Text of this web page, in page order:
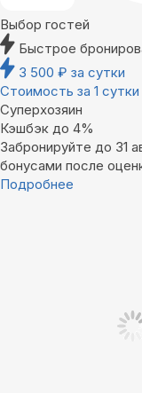
Выбор гостей
Быстрое
3 500 ₽ за сутки
Стоимость за 1
Суперхозяин
Кэшбэк до 4%
Забронируйте до 31
бонусами после
Подробнее